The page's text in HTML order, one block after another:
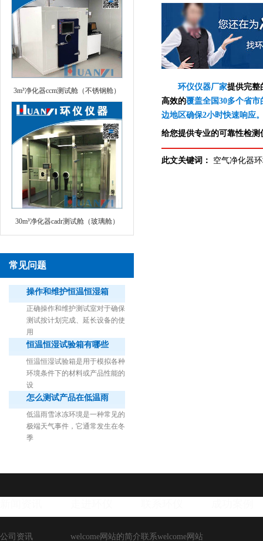
3m³净化器ccm测试舱（不锈钢舱）
30m³净化器cadr测试舱（玻璃舱）
常见问题
操作和维护恒温恒湿箱
正确操作和维护测试室对于确保
测试按计划完成、延长设备的使
用
恒温恒湿试验箱有哪些
恒温恒湿试验箱是用于模拟各种
环境条件下的材料或产品性能的
设
怎么测试产品在低温雨
低温雨雪冰冻环境是一种常见的
极端天气事件，它通常发生在冬
季
环仪仪器厂家提供完整
高效的覆盖全国30多个省
边地区确保2小时快速响应
给您提供专业的可靠性检测
此文关键词： 空气净化器
公司资讯 welcome网站的简介联系welcome网站